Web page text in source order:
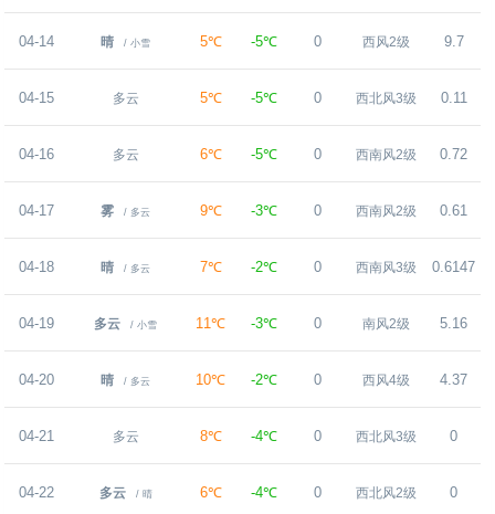
04-14 晴 / 小雪 5℃ -5℃ 0 西风2级 9.7
04-15 多云 5℃ -5℃ 0 西北风3级 0.11
04-16 多云 6℃ -5℃ 0 西南风2级 0.72
04-17 雾 / 多云 9℃ -3℃ 0 西南风2级 0.61
04-18 晴 / 多云 7℃ -2℃ 0 西南风3级 0.6147
04-19 多云 / 小雪 11℃ -3℃ 0 南风2级 5.16
04-20 晴 / 多云 10℃ -2℃ 0 西风4级 4.37
04-21 多云 8℃ -4℃ 0 西北风3级 0
04-22 多云 / 晴 6℃ -4℃ 0 西北风2级 0